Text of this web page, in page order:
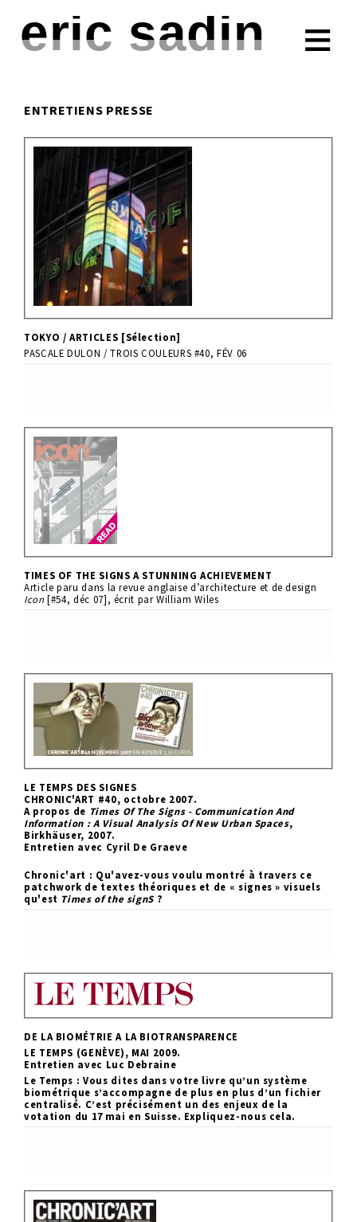
eric sadin
FICTIONS
PRESSE
TRIBUNES
CONFÉRENCES
À PROPOS
CONTACT
ENTRETIENS PRESSE
TOKYO / ARTICLES [Sélection]
PASCALE DULON / TROIS COULEURS #40, FÉV 06
TIMES OF THE SIGNS A STUNNING ACHIEVEMENT
Article paru dans la revue anglaise d’architecture et de design
Icon[#54, déc 07], écrit par William Wiles
LE TEMPS DES SIGNES
CHRONIC'ART #40, octobre 2007.
A propos de Times Of The Signs - Communication And
Information : A Visual Analysis Of New Urban Spaces,
Birkhäuser, 2007.
Entretien avec Cyril De Graeve
Chronic'art : Qu'avez-vous voulu montré à travers ce
patchwork de textes théoriques et de « signes » visuels
qu'est Times of the signS ?
DE LA BIOMÉTRIE A LA BIOTRANSPARENCE
LE TEMPS (GENÈVE), MAI 2009.
Entretien avec Luc Debraine
Le Temps : Vous dites dans votre livre qu’un système
biométrique s’accompagne de plus en plus d’un fichier
centralisé. C’est précisément un des enjeux de la
votation du 17 mai en Suisse. Expliquez-nous cela.